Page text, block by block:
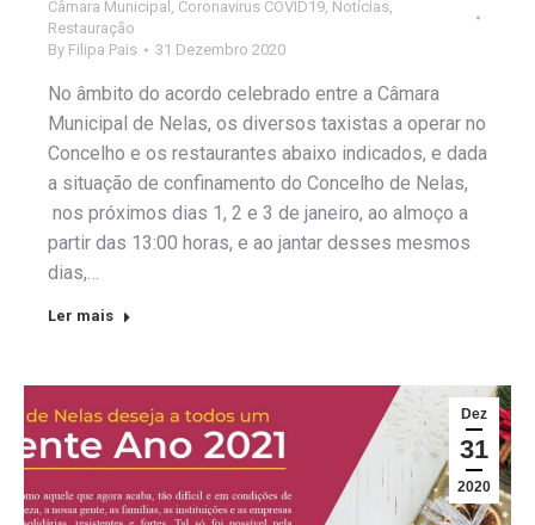
Câmara Municipal , Coronavirus COVID19, Notícias,
Restauração
By Filipa Pais 31 Dezembro 2020
No âmbito do acordo celebrado entre a Câmara
Municipal de Nelas, os diversos taxistas a operar no
Concelho e os restaurantes abaixo indicados, e dada
a situação de confinamento do Concelho de Nelas,
nos próximos dias 1, 2 e 3 de janeiro, ao almoço a
partir das 13:00 horas, e ao jantar desses mesmos
dias,…
Ler mais
Dez
31
2020